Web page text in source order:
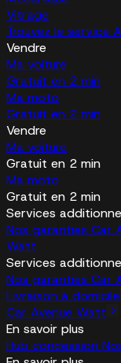
Vitrage
Trouvez le service
Vendre
Ma voiture
Gratuit en 2 min
Ma moto
Gratuit en 2 min
Vendre
Ma voiture
Gratuit en 2 min
Ma moto
Gratuit en 2 min
Services
Nos garanties Car
Watt
Services
Nos garanties Car
Livraison à domicile
Car Avenue Watt
En savoir plus
Hub concession